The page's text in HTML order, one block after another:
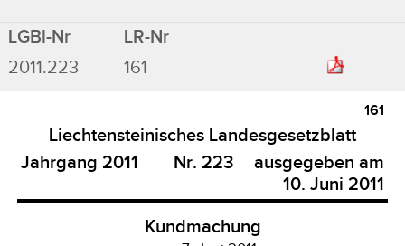
LGBl-Nr
LR-Nr
2011.223
161